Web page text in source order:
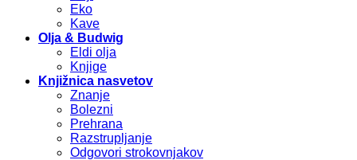
Eko
Kave
Olja & Budwig
Eldi olja
Knjige
Knjižnica nasvetov
Znanje
Bolezni
Prehrana
Razstrupljanje
Odgovori strokovnjakov